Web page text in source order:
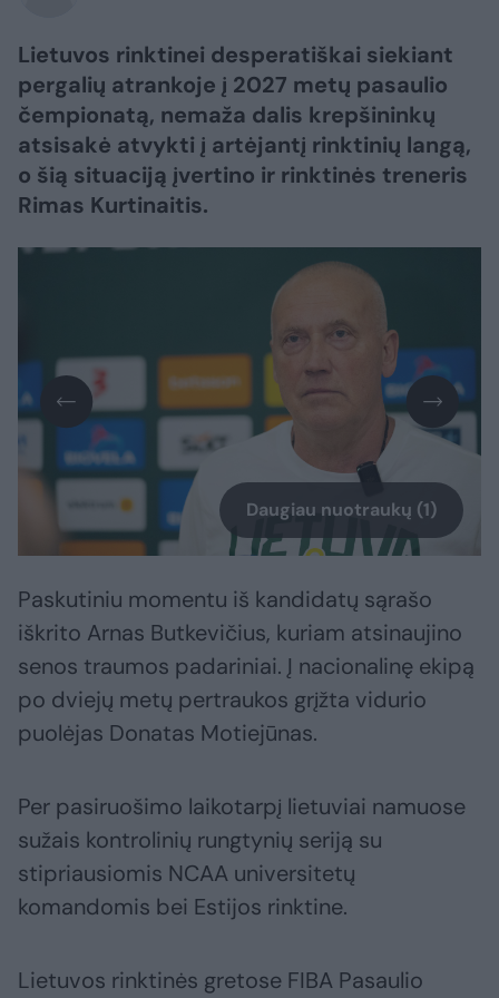
Lietuvos rinktinei desperatiškai siekiant
pergalių atrankoje į 2027 metų pasaulio
čempionatą, nemaža dalis krepšininkų
atsisakė atvykti į artėjantį rinktinių langą,
o šią situaciją įvertino ir rinktinės treneris
Rimas Kurtinaitis.
Daugiau nuotraukų (1)
Paskutiniu momentu iš kandidatų sąrašo
iškrito Arnas Butkevičius, kuriam atsinaujino
senos traumos padariniai. Į nacionalinę ekipą
po dviejų metų pertraukos grįžta vidurio
puolėjas Donatas Motiejūnas.
Per pasiruošimo laikotarpį lietuviai namuose
sužais kontrolinių rungtynių seriją su
stipriausiomis NCAA universitetų
komandomis bei Estijos rinktine.
Lietuvos rinktinės gretose FIBA Pasaulio